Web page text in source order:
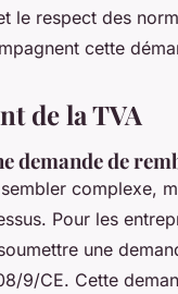
le respect des
cette
de la TVA
demande de
complexe,
Pour les
une
9/CE. Cette